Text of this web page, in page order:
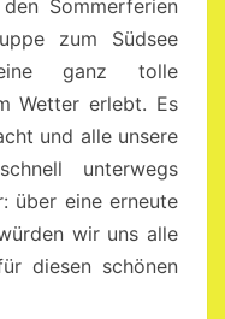
Sommerferien
zum Südsee
ganz tolle
Wetter erlebt. Es
und alle unsere
unterwegs
über eine erneute
wir uns alle
diesen schönen